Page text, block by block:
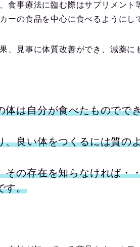
食事療法に臨む際はサプリメン
ーの食品を中心に食べるようにし
、見事に体質改善ができ、減薬に
体は自分が食べたものでで
、良い体をつくるには質の
その存在を知らなければ・
す。